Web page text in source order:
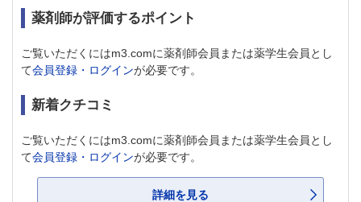
薬剤師が評価するポイント
ご覧いただくにはm3.comに薬剤師会員または薬学生会員とし
て会員登録・ログインが必要です。
新着クチコミ
ご覧いただくにはm3.comに薬剤師会員または薬学生会員とし
て会員登録・ログインが必要です。
詳細を見る